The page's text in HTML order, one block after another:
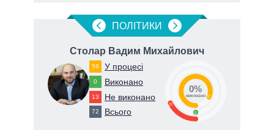
ПОЛIТИКИ
Столар Вадим Михайлович
59 У процесі
0 Виконано
13 Не виконано
72 Всього
18
0
82
0%
виконано